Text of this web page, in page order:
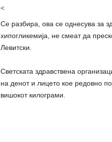
<
Се разбира, ова се однесува за
хипогликемија, не смеат да
Левитски.
Светската здравствена
на денот и лицето кое редовно
вишокот килограми.